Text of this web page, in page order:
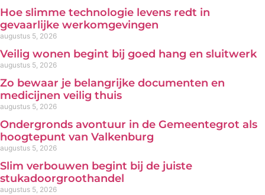
Hoe slimme technologie levens redt in
gevaarlijke werkomgevingen
augustus 5, 2026
Veilig wonen begint bij goed hang en sluitwerk
augustus 5, 2026
Zo bewaar je belangrijke documenten en
medicijnen veilig thuis
augustus 5, 2026
Ondergronds avontuur in de Gemeentegrot als
hoogtepunt van Valkenburg
augustus 5, 2026
Slim verbouwen begint bij de juiste
stukadoorgroothandel
augustus 5, 2026